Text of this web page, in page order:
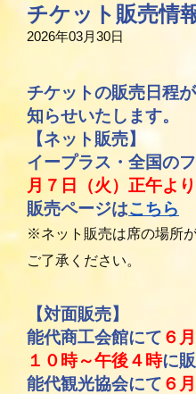
チケット販売情
2026年03月30日
チケットの販売日程
知らせいたします。
【ネット販売】
イープラス・全国の
月７日（火）正午より
販売ページはこちら
※ネット販売は席の場所
ご了承ください。
【対面販売】
能代商工会館にて ６
１０時～午後４時に
能代観光協会にて ６